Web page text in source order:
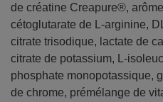
de créatine Creapure®,
cétoglutarate de L-arginine,
citrate trisodique, lactate de
citrate de potassium, L-
phosphate monopotassique,
de chrome, prémélange de